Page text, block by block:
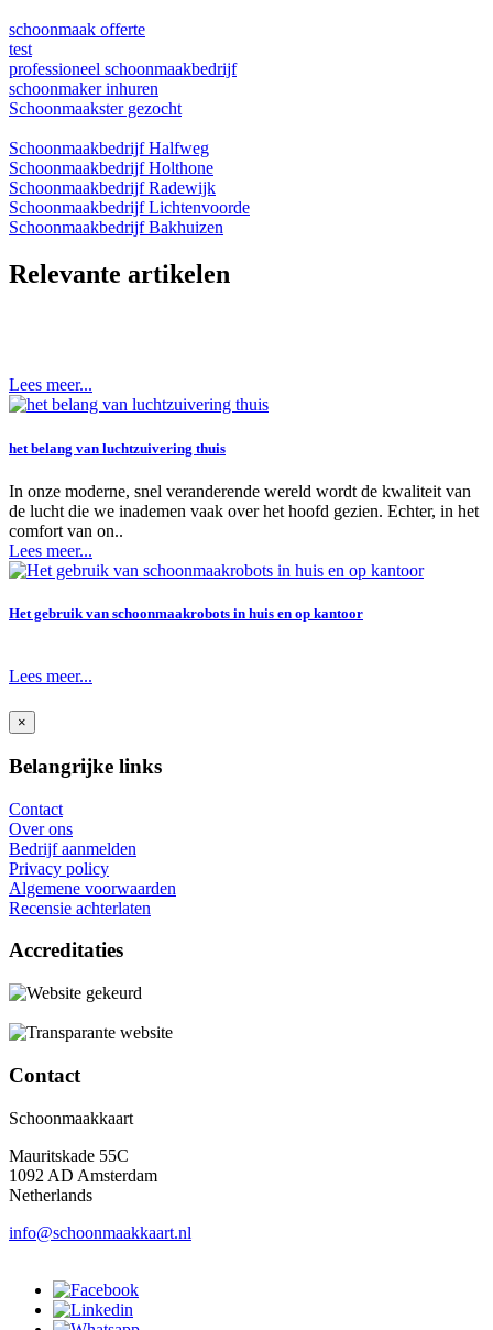
schoonmaak offerte
test
professioneel schoonmaakbedrijf
schoonmaker inhuren
Schoonmaakster gezocht
Schoonmaakbedrijf Halfweg
Schoonmaakbedrijf Holthone
Schoonmaakbedrijf Radewijk
Schoonmaakbedrijf Lichtenvoorde
Schoonmaakbedrijf Bakhuizen
Relevante artikelen
Lees meer...
het belang van luchtzuivering thuis
In onze moderne, snel veranderende wereld wordt de kwaliteit van
de lucht die we inademen vaak over het hoofd gezien. Echter, in het
comfort van on..
Lees meer...
Het gebruik van schoonmaakrobots in huis en op kantoor
Lees meer...
×
Belangrijke links
Contact
Over ons
Bedrijf aanmelden
Privacy policy
Algemene voorwaarden
Recensie achterlaten
Accreditaties
Contact
Schoonmaakkaart
Mauritskade 55C
1092 AD Amsterdam
Netherlands
info@schoonmaakkaart.nl